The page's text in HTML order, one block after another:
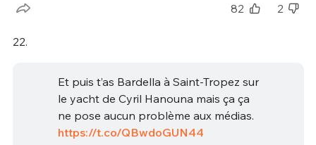
82 2
22.
Et puis t’as Bardella à Saint-Tropez sur
le yacht de Cyril Hanouna mais ça ça
ne pose aucun problème aux médias.
https://t.co/QBwdoGUN44